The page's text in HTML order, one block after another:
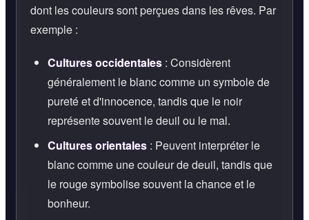
dont les couleurs sont perçues dans les rêves. Par
exemple :
Cultures occidentales : Considèrent
généralement le blanc comme un symbole de
pureté et d'innocence, tandis que le noir
représente souvent le deuil ou le mal.
Cultures orientales : Peuvent interpréter le
blanc comme une couleur de deuil, tandis que
le rouge symbolise souvent la chance et le
bonheur.